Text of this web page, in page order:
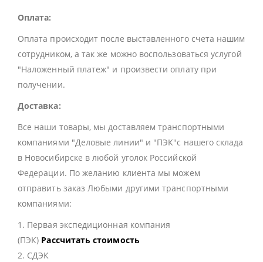
Оплата:
Оплата происходит после выставленного счета нашим
сотрудником, а так же можно воспользоваться услугой
"Наложенный платеж" и произвести оплату при
получении.
Доставка:
Все наши товары, мы доставляем транспортными
компаниями "Деловые линии" и "ПЭК"с нашего склада
в Новосибирске в любой уголок Российской
Федерации. По желанию клиента мы можем
отправить заказ Любыми другими транспортными
компаниями:
1. Первая экспедиционная компания
(ПЭК) Рассчитать стоимость
2. СДЭК